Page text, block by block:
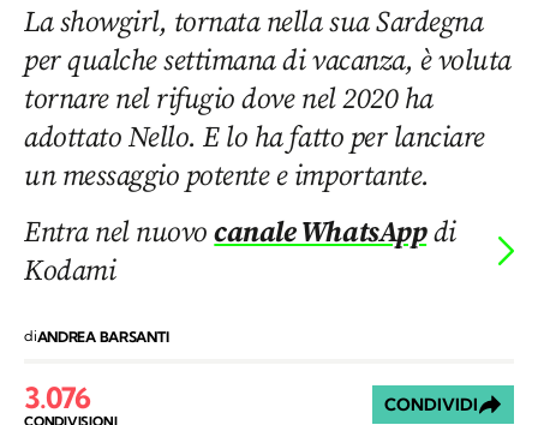
La showgirl, tornata nella sua Sardegna
per qualche settimana di vacanza, è voluta
tornare nel rifugio dove nel 2020 ha
adottato Nello. E lo ha fatto per lanciare
un messaggio potente e importante.
Entra nel nuovocanale WhatsAppdi
Kodami
diANDREA BARSANTI
3.076
CONDIVISIONI
CONDIVIDI